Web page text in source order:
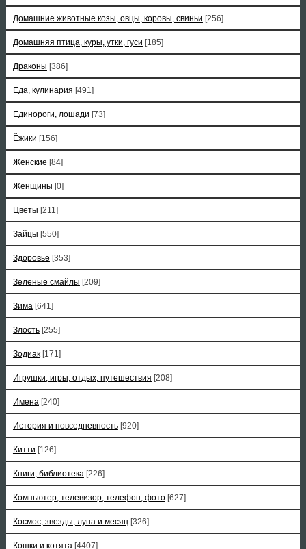
Домашние животные козы, овцы, коровы, свиньи [256]
Домашняя птица, куры, утки, гуси [185]
Драконы [386]
Еда, кулинария [491]
Единороги, лошади [73]
Ёжики [156]
Женские [84]
Женщины [0]
Цветы [211]
Зайцы [550]
Здоровье [353]
Зеленые смайлы [209]
Зима [641]
Злость [255]
Зодиак [171]
Игрушки, игры, отдых, путешествия [208]
Имена [240]
История и повседневность [920]
Китти [126]
Книги, библиотека [226]
Компьютер, телевизор, телефон, фото [627]
Космос, звезды, луна и месяц [326]
Кошки и котята [4407]